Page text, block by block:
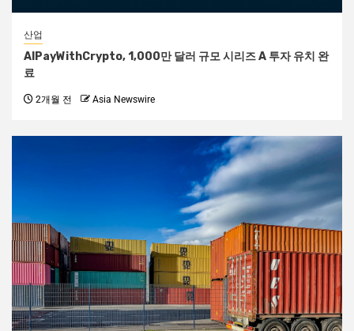
산업
AIPayWithCrypto, 1,000만 달러 규모 시리즈 A 투자 유치 완
료
2개월 전 Asia Newswire